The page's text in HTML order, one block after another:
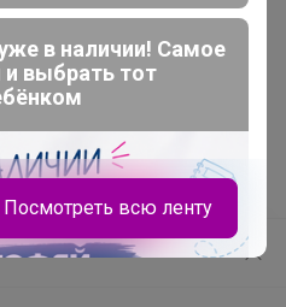
в наличии! Самое
и выбрать тот
Посмотреть всю ленту
сайт и нажимая кнопку